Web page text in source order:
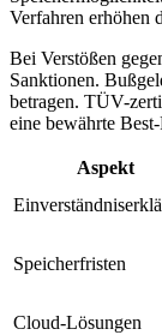
Verfahren erhöhen
Bei Verstößen
Sanktionen.
betragen. TÜV-
eine bewährte
Aspekt
Speicherfristen
Cloud-Lösungen